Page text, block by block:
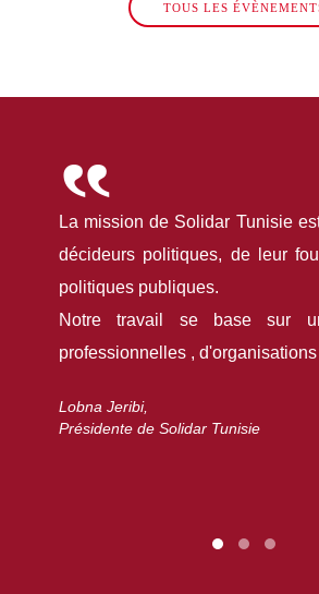
TOUS LES
La mission de Solidar Tunisie
décideurs politiques, de leur
politiques publiques.
Notre travail se base sur
professionnelles ,
Lobna Jeribi,
Présidente de Solidar Tunisie